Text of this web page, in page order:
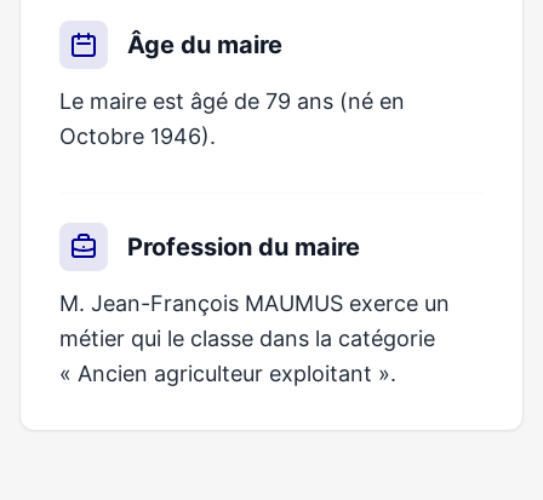
Âge du maire
Le maire est âgé de 79 ans (né en
Octobre 1946).
Profession du maire
M. Jean-François MAUMUS exerce un
métier qui le classe dans la catégorie
« Ancien agriculteur exploitant ».